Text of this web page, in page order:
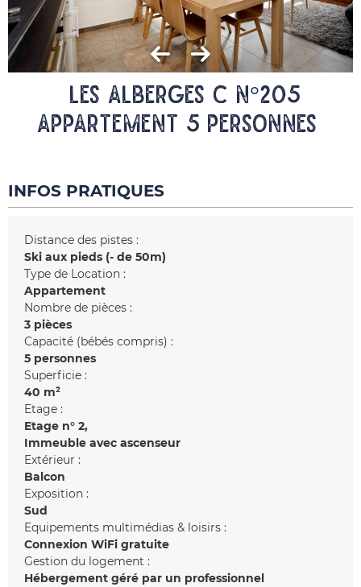
LES ALBERGES C N°205
Appartement 5 personnes
INFOS PRATIQUES
Distance des pistes :
Ski aux pieds (- de 50m)
Type de Location :
Appartement
Nombre de pièces :
3 pièces
Capacité (bébés compris) :
5 personnes
Superficie :
40 m²
Etage :
Etage n° 2
Immeuble avec ascenseur
Extérieur :
Balcon
Exposition :
Sud
Equipements multimédias & loisirs :
Connexion WiFi gratuite
Gestion du logement :
Hébergement géré par un professionnel